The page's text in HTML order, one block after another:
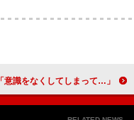
橋本マナミ、洋服を着たまま半身浴！？ お酒で「意識をなくしてしまって…」